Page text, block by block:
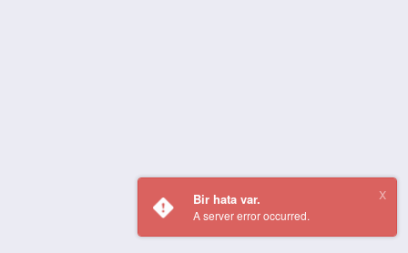
Bir hata var.
A server error occurred.